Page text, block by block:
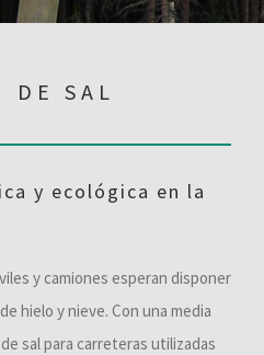
DE SAL
y ecológica en la
y camiones esperan disponer
hielo y nieve. Con una media
sal para carreteras utilizadas